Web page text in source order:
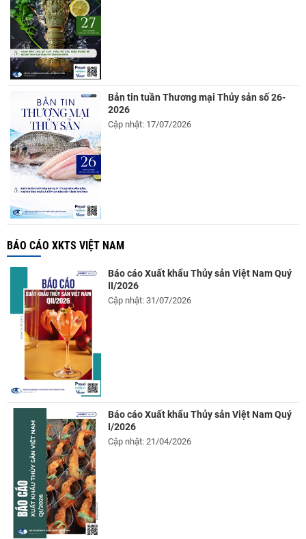
Bản tin tuần Thương mại Thủy sản số 26-
2026
Cập nhật: 17/07/2026
BÁO CÁO XKTS VIỆT NAM
Báo cáo Xuất khẩu Thủy sản Việt Nam Quý
II/2026
Cập nhật: 31/07/2026
Báo cáo Xuất khẩu Thủy sản Việt Nam Quý
I/2026
Cập nhật: 21/04/2026